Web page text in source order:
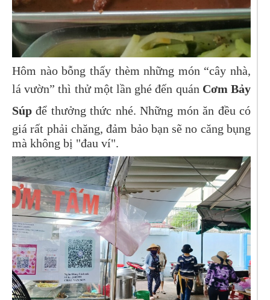
Hôm nào bỗng thấy thèm những món “cây nhà,
lá vườn” thì thử một lần ghé đến quán Cơm Bảy
Súp để thưởng thức nhé. Những món ăn đều có
giá rất phải chăng, đảm bảo bạn sẽ no căng bụng
mà không bị "đau ví".